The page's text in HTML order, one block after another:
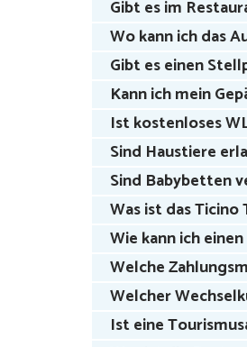
Gibt es im
Wo kann ich das
Gibt es einen
Kann ich mein
Ist kostenloses
Sind Haustiere
Sind Babybetten
Was ist das
Wie kann ich
Welche
Welcher
Ist eine